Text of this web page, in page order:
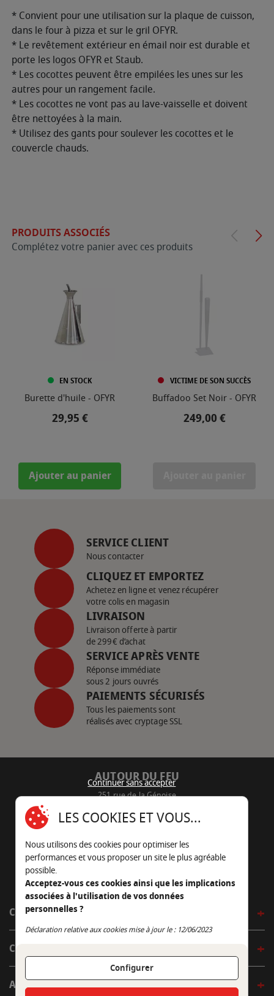
* Convient pour une utilisation sur la plaque de cuisson,
dans le four à pizza et sur le gril OFYR.
* Le revêtement extérieur en émail noir est durable et
porte les logos OFYR et Staub.
* Les cocottes peuvent être empilées les unes sur les
autres pour un rangement facile.
* Les cocottes ne vont pas au lave-vaisselle et doivent
être nettoyées à la main.
* Utilisez des gants pour soulever les cocottes et le
couvercle chauds.
PRODUITS ASSOCIÉS
Complétez votre panier avec ces produits
EN STOCK
Burette d'huile - OFYR
Prix
29,95 €
Ajouter au panier
VICTIME DE SON SUCCÈS
Buffadoo Set Noir - OFYR
Prix
249,00 €
SERVICE CLIENT
Nous contacter
CLIQUEZ ET EMPORTEZ
Achetez en ligne et venez récupérer
votre colis en magasin
LIVRAISON
Livraison offerte à partir
de 299€ d’achat
SERVICE APRÈS VENTE
Réponse immédiate
sous 2 jours ouvrés
PAIEMENTS SÉCURISÉS
Tous les paiements sont
réalisés avec cryptage SSL
AUTOUR DU FEU
251 rue de la Génoise
05 45 22 98 09
Nous envoyer un e-mail
CÔTÉ OUTDOOR
CÔTÉ INDOOR
AUTOUR DE LA TABLE
Continuer sans accepter
LES COOKIES ET VOUS...
Nous utilisons des cookies pour optimiser les
performances et vous proposer un site le plus agréable
possible.
Acceptez-vous ces cookies ainsi que les implications
associées à l'utilisation de vos données
personnelles ?
Déclaration relative aux cookies mise à jour le : 12/06/2023
Configurer
Continuer sans accepter